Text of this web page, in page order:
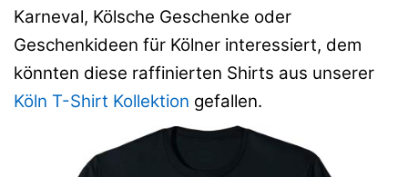
Karneval, Kölsche Geschenke oder
Geschenkideen für Kölner interessiert, dem
könnten diese raffinierten Shirts aus unserer
Köln T-Shirt Kollektion gefallen.